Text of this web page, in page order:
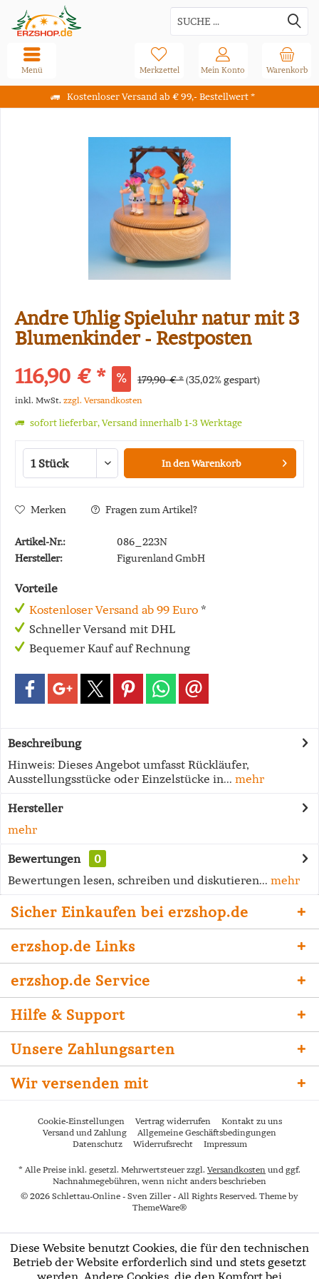
Kostenloser Versand ab € 99,- Bestellwert *
Warenkorb
Merkzettel Mein Konto
Menü
Andre Uhlig Spieluhr natur mit 3
Blumenkinder - Restposten
116,90 € * 179,90 € *(35,02% gespart)
inkl. MwSt. zzgl. Versandkosten
sofort lieferbar, Versand innerhalb 1-3 Werktage
In denWarenkorb
Merken Fragen zum Artikel?
Artikel-Nr.:
086_223N
Hersteller:
Figurenland GmbH
Vorteile
Kostenloser Versand ab 99 Euro *
Schneller Versand mit DHL
Bequemer Kauf auf Rechnung
Beschreibung
Hinweis: Dieses Angebot umfasst Rückläufer,
Ausstellungsstücke oder Einzelstücke in... mehr
Hersteller
mehr
Bewertungen
0
Bewertungen lesen, schreiben und diskutieren... mehr
Sicher Einkaufen bei erzshop.de
erzshop.de Links
erzshop.de Service
Hilfe & Support
Unsere Zahlungsarten
Wir versenden mit
Cookie-Einstellungen Vertrag widerrufen
Kontakt zu uns
Versand und Zahlung
Allgemeine Geschäftsbedingungen
Datenschutz
Widerrufsrecht Impressum
* Alle Preise inkl. gesetzl. Mehrwertsteuer zzgl. Versandkosten und ggf.
Nachnahmegebühren, wenn nicht anders beschrieben
© 2026 Schlettau-Online - Sven Ziller - All Rights Reserved. Theme by
ThemeWare®
Diese Website benutzt Cookies, die für den technischen
Betrieb der Website erforderlich sind und stets gesetzt
werden. Andere Cookies, die den Komfort bei